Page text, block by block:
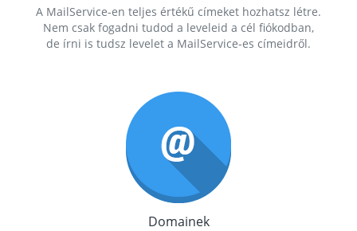
A MailService-en teljes értékű címeket hozhatsz létre.
Nem csak fogadni tudod a leveleid a cél fiókodban,
de írni is tudsz levelet a MailService-es címeidről.
Domainek